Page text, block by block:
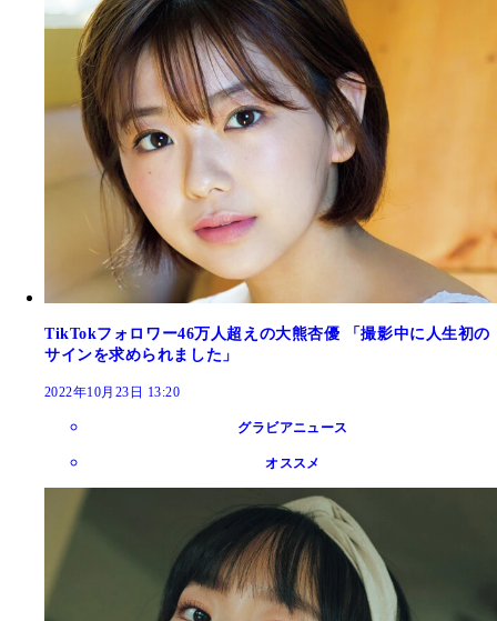
TikTokフォロワー46万人超えの大熊杏優 「撮影中に人生初の
サインを求められました」
2022年10月23日 13:20
グラビアニュース
オススメ